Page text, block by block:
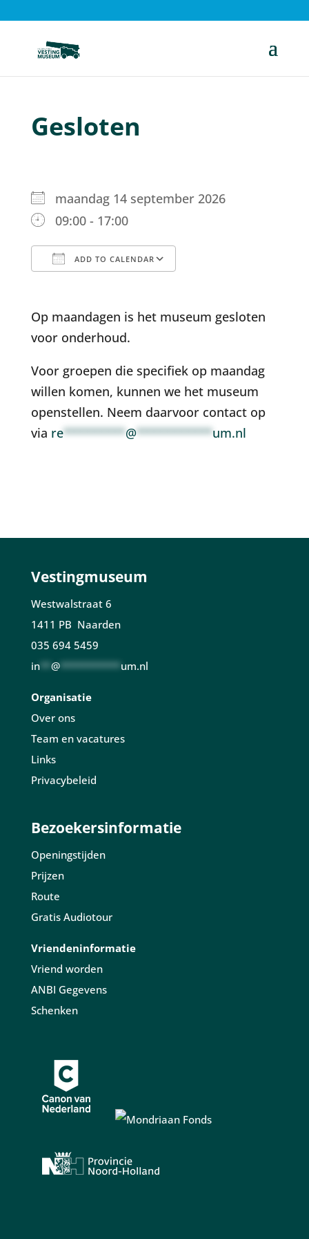
Gesloten
maandag 14 september 2026
09:00 - 17:00
ADD TO CALENDAR
Op maandagen is het museum gesloten
voor onderhoud.
Voor groepen die specifiek op maandag
willen komen, kunnen we het museum
openstellen. Neem daarvoor contact op
via re*********@***********um.nl
Vestingmuseum
Westwalstraat 6
1411 PB Naarden
035 694 5459
in** @*********** um.nl
Organisatie
Over ons
Team en vacatures
Links
Privacybeleid
Bezoekersinformatie
Openingstijden
Prijzen
Route
Gratis Audiotour
Vriendeninformatie
Vriend worden
ANBI Gegevens
Schenken